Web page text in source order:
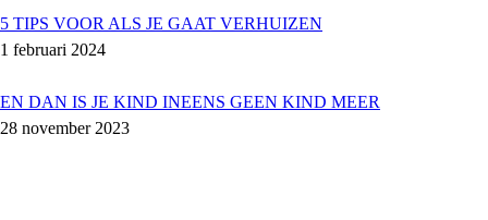
5 TIPS VOOR ALS JE GAAT VERHUIZEN
1 februari 2024
EN DAN IS JE KIND INEENS GEEN KIND MEER
28 november 2023